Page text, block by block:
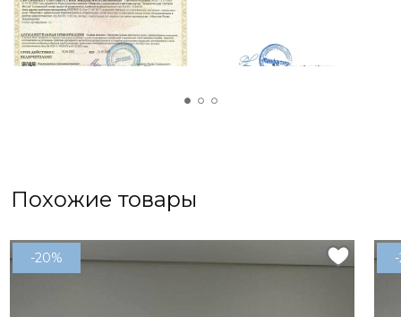
Похожие товары
-20%